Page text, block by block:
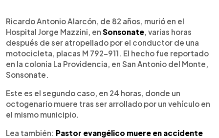
► Escuchar artículo
Ricardo Antonio Alarcón, de 82 años, murió en el
Hospital Jorge Mazzini, en Sonsonate , varias horas
después de ser atropellado por el conductor de una
motocicleta, placas M 792-911. El hecho fue reportado
en la colonia La Providencia, en San Antonio del Monte,
Sonsonate.
Este es el segundo caso, en 24 horas, donde un
octogenario muere tras ser arrollado por un vehículo en
el mismo municipio.
Lea también: Pastor evangélico muere en accidente